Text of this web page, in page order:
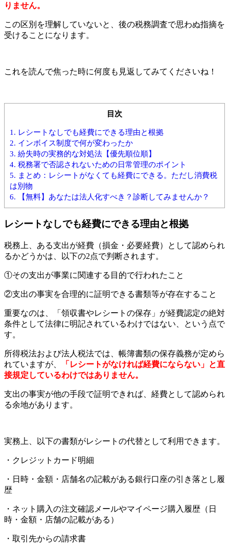
りません。
この区別を理解していないと、後の税務調査で思わぬ指摘を
受けることになります。
これを読んで焦った時に何度も見返してみてくださいね！
目次
1. レシートなしでも経費にできる理由と根拠
2. インボイス制度で何が変わったか
3. 紛失時の実務的な対処法【優先順位順】
4. 税務署で否認されないための日常管理のポイント
5. まとめ：レシートがなくても経費にできる。ただし消費税
は別物
6. 【無料】あなたは法人化すべき？診断してみませんか？
レシートなしでも経費にできる理由と根拠
税務上、ある支出が経費（損金・必要経費）として認められ
るかどうかは、以下の2点で判断されます。
①その支出が事業に関連する目的で行われたこと
②支出の事実を合理的に証明できる書類等が存在すること
重要なのは、「領収書やレシートの保存」が経費認定の絶対
条件として法律に明記されているわけではない、という点で
す。
所得税法および法人税法では、帳簿書類の保存義務が定めら
れていますが、
「レシートがなければ経費にならない」と直
接規定しているわけではありません。
支出の事実が他の手段で証明できれば、経費として認められ
る余地があります。
実務上、以下の書類がレシートの代替として利用できます。
・クレジットカード明細
・日時・金額・店舗名の記載がある銀行口座の引き落とし履
歴
・ネット購入の注文確認メールやマイページ購入履歴（日
時・金額・店舗の記載がある）
・取引先からの請求書